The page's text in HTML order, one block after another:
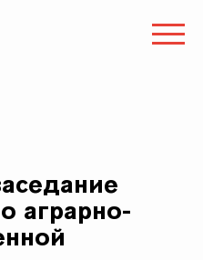
аграрно-